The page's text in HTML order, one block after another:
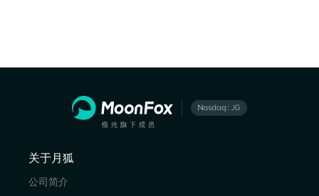
关于月狐
公司简介